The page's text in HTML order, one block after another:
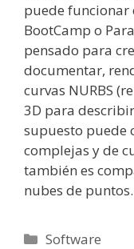
puede funcionar
BootCamp o
pensado para
documentar,
curvas NURBS
3D para
supuesto puede
complejas y de
también es
nubes de puntos.
Categorías
Software